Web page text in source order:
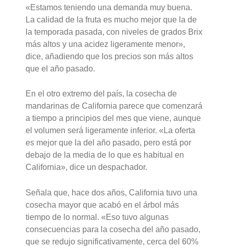
«Estamos teniendo una demanda muy buena.
La calidad de la fruta es mucho mejor que la de
la temporada pasada, con niveles de grados Brix
más altos y una acidez ligeramente menor»,
dice, añadiendo que los precios son más altos
que el año pasado.
En el otro extremo del país, la cosecha de
mandarinas de California parece que comenzará
a tiempo a principios del mes que viene, aunque
el volumen será ligeramente inferior. «La oferta
es mejor que la del año pasado, pero está por
debajo de la media de lo que es habitual en
California», dice un despachador.
Señala que, hace dos años, California tuvo una
cosecha mayor que acabó en el árbol más
tiempo de lo normal. «Eso tuvo algunas
consecuencias para la cosecha del año pasado,
que se redujo significativamente, cerca del 60%